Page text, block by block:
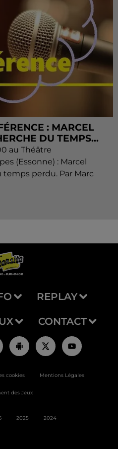
: MARCEL
DU TEMPS...
au Théâtre
(Essonne) : Marcel
perdu. Par Marc
REPLAY
CONTACT
cookies Mentions Légales
des Jeux
2025 2024